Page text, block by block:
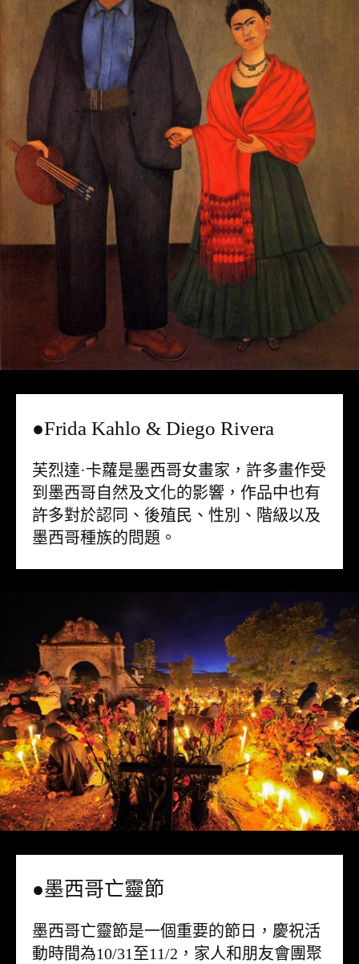
●Frida Kahlo & Diego Rivera
芙烈達·卡蘿是墨西哥女畫家，許多畫作受
到墨西哥自然及文化的影響，作品中也有
許多對於認同、後殖民、性別、階級以及
墨西哥種族的問題。
●墨西哥亡靈節
墨西哥亡靈節是一個重要的節日，慶祝活
動時間為10/31至11/2，家人和朋友會團聚